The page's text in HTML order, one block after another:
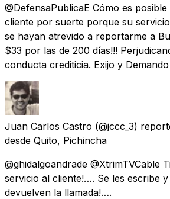
@DefensaPublicaE Cómo es
cliente por suerte porque su
se hayan atrevido a reportarme a
$33 por las de 200 días!!!
conducta crediticia. Exijo y Demando
Juan Carlos Castro (@jccc_3)
desde Quito, Pichincha
@ghidalgoandrade @XtrimTVCable
servicio al cliente!…. Se les escribe
devuelven la llamada!….